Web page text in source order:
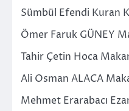
Sümbül Efendi Kuran
Ömer Faruk GÜNEY
Tahir Çetin Hoca
Ali Osman ALACA
Mehmet Erarabacı